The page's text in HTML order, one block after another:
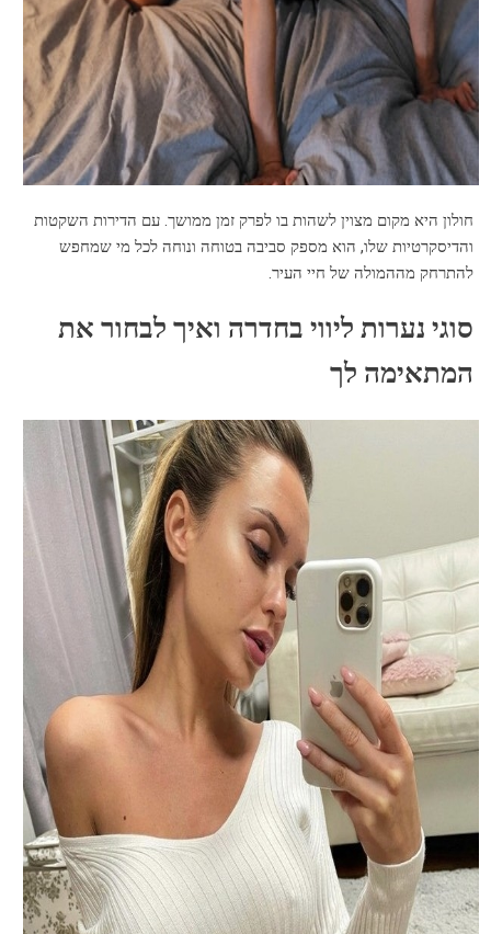
חולון היא מקום מצוין לשהות בו לפרק זמן ממושך. עם הדירות השקטות
והדיסקרטיות שלו, הוא מספק סביבה בטוחה ונוחה לכל מי שמחפש
להתרחק מההמולה של חיי העיר.
סוגי נערות ליווי בחדרה ואיך לבחור את
המתאימה לך